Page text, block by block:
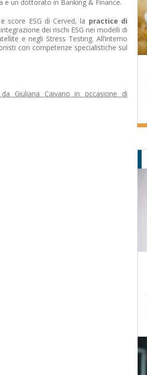
e un dottorato in Banking & Finance.
score ESG di Cerved, la practice di
dei rischi ESG nei modelli di
e negli Stress Testing. All’interno
con competenze specialistiche sul
Giuliana Caivano in occasione di